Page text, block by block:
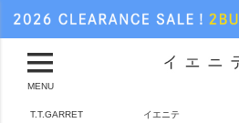
MENU
T.T.GARRET イエニテ